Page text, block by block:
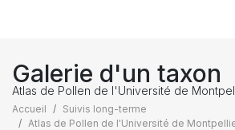
Galerie d'un taxon
Atlas de Pollen de l'Université de
Accueil
Suivis long-terme
Atlas de Pollen de l'Université de